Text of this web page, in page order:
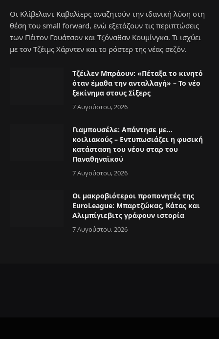
Οι Κλίβελαντ Καβαλίερς αναζητούν την ιδανική λύση στη
θέση του small forward, ενώ εξετάζουν τις περιπτώσεις
των Πέιτον Γουάτσον και Τζόναθαν Κουμίνγκα. Τι ισχύει
με τον Τζέιμς Χάρντεν και το ρόστερ της νέας σεζόν.
Τζέιλεν Μπράουν: «Πέταξα το κινητό
όταν έμαθα την ανταλλαγή» – Το νέο
ξεκίνημα στους Σίξερς
7 Αυγούστου, 2026
Γιαμπουσέλε: Απάντησε με…
κοιλιακούς – Εντυπωσιάζει η φυσική
κατάσταση του νέου σταρ του
Παναθηναϊκού
7 Αυγούστου, 2026
Οι μακροβιότεροι προπονητές της
EuroLeague: Μπαρτζώκας, Κάτας και
Αλιμπίγιεβιτς γράφουν ιστορία
7 Αυγούστου, 2026